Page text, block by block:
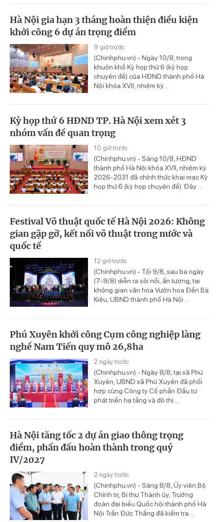
Hà Nội gia hạn 3 tháng hoàn thiện điều kiện
khởi công 6 dự án trọng điểm
9 giờ trước
(Chinhphu.vn) - Ngày 10/8, trong
khuôn khổ Kỳ họp thứ 6 (kỳ họp
chuyên đề) của HĐND thành phố Hà
Nội khóa XVII, nhiệm kỳ ...
Kỳ họp thứ 6 HĐND TP. Hà Nội xem xét 3
nhóm vấn đề quan trọng
10 giờ trước
(Chinhphu.vn) - Sáng 10/8, HĐND
thành phố Hà Nội khóa XVII, nhiệm kỳ
2026-2031 đã chính thức khai mạc Kỳ
họp thứ 6 (kỳ họp chuyên đề). Đây ...
Festival Võ thuật quốc tế Hà Nội 2026: Không
gian gặp gỡ, kết nối võ thuật trong nước và
quốc tế
12 giờ trước
(Chinhphu.vn) - Tối 9/8, sau ba ngày
(7-9/8) diễn ra sôi nổi, ấn tượng, tại
không gian văn hóa Vườn hoa Đền Bà
Kiệu, UBND thành phố Hà Nội ...
Phú Xuyên khởi công Cụm công nghiệp làng
nghề Nam Tiến quy mô 26,8ha
2 ngày trước
(Chinhphu.vn) - Ngày 8/8, tại xã Phú
Xuyên, UBND xã Phú Xuyên đã phối
hợp cùng Công ty Cổ phần Đầu tư
phát triển hạ tầng và đô thị ...
Hà Nội tăng tốc 2 dự án giao thông trọng
điểm, phấn đấu hoàn thành trong quý
IV/2027
2 ngày trước
(Chinhphu.vn) - Sáng 8/8, Ủy viên Bộ
Chính trị, Bí thư Thành ủy, Trưởng
đoàn đại biểu Quốc hội thành phố Hà
Nội Trần Đức Thắng đã kiểm tra ...